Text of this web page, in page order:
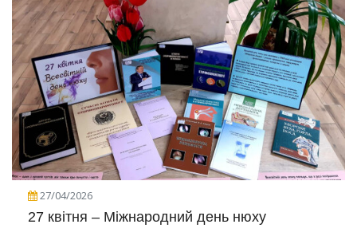
27/04/2026
27 квітня – Міжнародний день нюху